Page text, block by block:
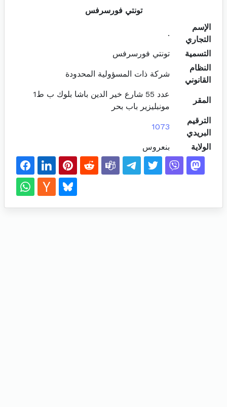
تونتي فورسرفس
الإسم
التجاري
.
التسمية
تونتي فورسرفس
النظام
القانوني
شركة ذات المسؤولية المحدودة
المقر
عدد 55 شارع خير الدين باشا بلوك ب ط1
مونبليزير باب بحر
الترقيم
البريدي
1073
الولاية بنعروس